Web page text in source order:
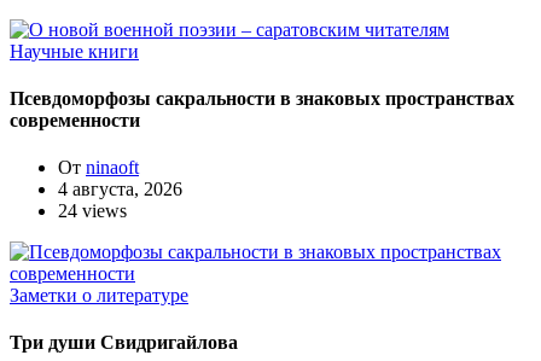
Научные книги
Псевдоморфозы сакральности в знаковых пространствах
современности
От ninaoft
4 августа, 2026
24 views
Заметки о литературе
Три души Свидригайлова